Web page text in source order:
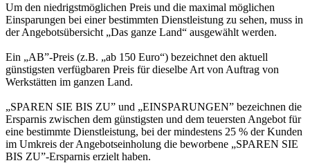
Um den niedrigstmöglichen Preis und die maximal möglichen
Einsparungen bei einer bestimmten Dienstleistung zu sehen, muss in
der Angebotsübersicht „Das ganze Land“ ausgewählt werden.
Ein „AB”-Preis (z.B. „ab 150 Euro“) bezeichnet den aktuell
günstigsten verfügbaren Preis für dieselbe Art von Auftrag von
Werkstätten im ganzen Land.
„SPAREN SIE BIS ZU” und „EINSPARUNGEN” bezeichnen die
Ersparnis zwischen dem günstigsten und dem teuersten Angebot für
eine bestimmte Dienstleistung, bei der mindestens 25 % der Kunden
im Umkreis der Angebotseinholung die beworbene „SPAREN SIE
BIS ZU”-Ersparnis erzielt haben.